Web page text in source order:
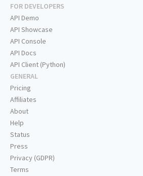
FOR DEVELOPERS
API Demo
API Showcase
API Console
API Docs
API Client (Python)
GENERAL
Pricing
Affiliates
About
Help
Status
Press
Privacy (GDPR)
Terms